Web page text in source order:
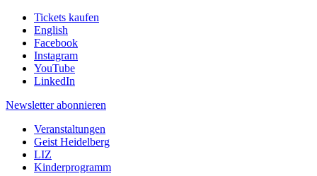
Tickets kaufen
English
Facebook
Instagram
YouTube
LinkedIn
Newsletter abonnieren
Veranstaltungen
Geist Heidelberg
LIZ
Kinderprogramm